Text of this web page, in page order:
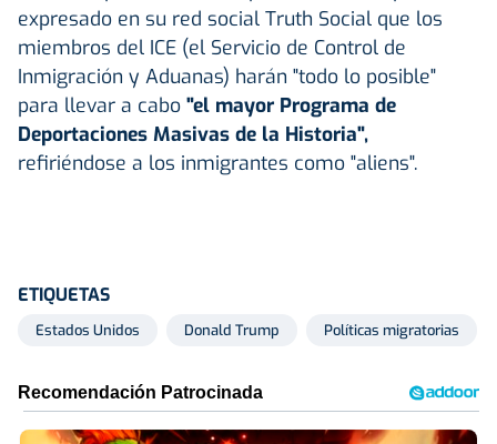
expresado en su red social Truth Social que los
miembros del ICE (el Servicio de Control de
Inmigración y Aduanas) harán "todo lo posible"
para llevar a cabo "el mayor Programa de
Deportaciones Masivas de la Historia",
refiriéndose a los inmigrantes como "aliens".
ETIQUETAS
Estados Unidos Donald Trump Políticas migratorias